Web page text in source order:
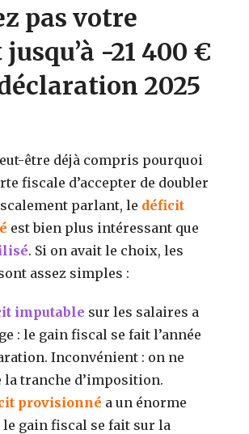
pas votre
-21 400 €
2025
être déjà compris pourquoi
fiscale d’accepter de doubler
parlant, le déficit
est bien plus intéressant que
. Si on avait le choix, les
assez simples :
imputable sur les salaires a
: le gain fiscal se fait l’année
Inconvénient : on ne
la tranche d’imposition.
provisionné a un énorme
le gain fiscal se fait sur la